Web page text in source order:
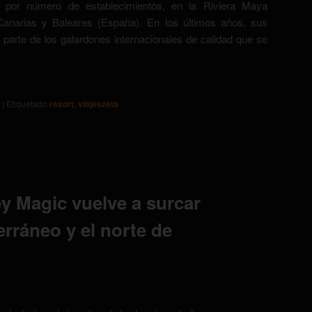
número de establecimientos, en la Riviera Maya
y Baleares (España). En los últimos años, sus
de los galardones internacionales de calidad que se
Etiquetado resort viajeszeta
Magic vuelve a surcar
y el norte de